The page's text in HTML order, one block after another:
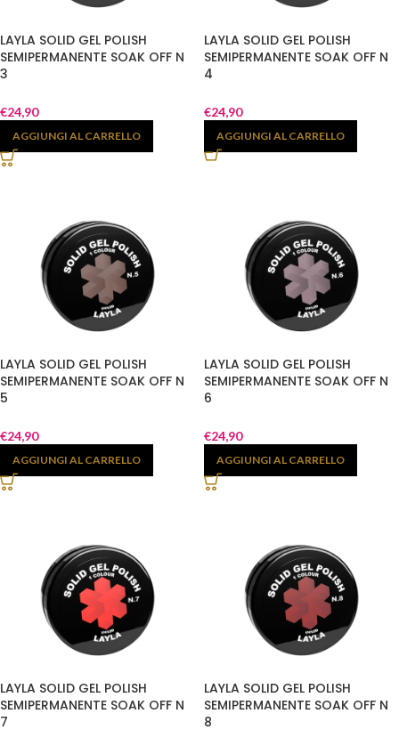
LAYLA SOLID GEL POLISH
SEMIPERMANENTE SOAK OFF N
3
€24,90
AGGIUNGI AL CARRELLO
LAYLA SOLID GEL POLISH
SEMIPERMANENTE SOAK OFF N
4
€24,90
AGGIUNGI AL CARRELLO
LAYLA SOLID GEL POLISH
SEMIPERMANENTE SOAK OFF N
5
€24,90
AGGIUNGI AL CARRELLO
LAYLA SOLID GEL POLISH
SEMIPERMANENTE SOAK OFF N
6
€24,90
AGGIUNGI AL CARRELLO
LAYLA SOLID GEL POLISH
SEMIPERMANENTE SOAK OFF N
7
LAYLA SOLID GEL POLISH
SEMIPERMANENTE SOAK OFF N
8